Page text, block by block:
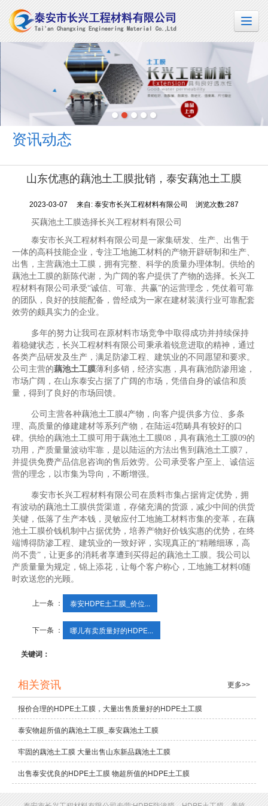
资讯动态
山东优惠的藕池土工膜批销，泰安藕池土工膜
2023-03-07 来自: 泰安市长兴工程材料有限公司 浏览次数:287
买藕池土工膜选择长兴工程材料有限公司
泰安市长兴工程材料有限公司是一家集研发、生产、出售于
一体的高科技能企业，专注工地施工材料的产物开辟研制和生产、
出售，主营藕池土工膜，拥有完整、科学的质量办理体制。供给的
藕池土工膜的新陈代谢，为广阔的客户提供了产物的选择。长兴工
程材料有限公司承受“诚信、可靠、共赢”的运营理念，凭仗着可靠
的团队，良好的技能配备，曾经成为一家在建材装潢行业可靠配套
效劳的颇具实力的企业。
多年的努力让我司在原材料市场竞争中取得成功并持续保持
着稳健状态，长兴工程材料有限公司秉承着锐意进取的精神，通过
各类产品研发及生产，满足防渗工程、建筑业的不同愿望和要求。
公司主营的藕池土工膜薄利多销，经济实惠，具有藕池防渗用途，
市场广阔，在山东泰安占据了广阔的市场，凭借自身的诚信和质
量，得到了良好的市场回馈。
公司主营各种藕池土工膜4产物，向客户提供多方位、多条
理、高质量的修建建材等系列产物，在陆运4范畴具有较好的口
碑。供给的藕池土工膜可用于藕池土工膜08，具有藕池土工膜09的
功用，产质量量波动牢靠，是以陆运的方法出售到藕池土工膜7，
并提供免费产品信息咨询的售后效劳。公司承受客户至上、诚信运
营的理念，以市集为导向，不断增强。
泰安市长兴工程材料有限公司在质料市集占据肯定优势，拥
有波动的藕池土工膜供货渠道，存储充满的货源，减少中间的供货
关键，低落了生产本钱，灵敏应付工地施工材料市集的变革，在藕
池土工膜价钱机制中占据优势，培养产物好价钱实惠的优势，在终
端博得防渗工程、建筑业的一致好评，实现真正的“精雕细琢，高
尚不贵”，让更多的消耗者享遭到买得起的藕池土工膜。我公司以
产质量量为规定，锦上添花，让每个客户称心，工地施工材料0随
时欢送您的光顾。
上一条 ： 泰安HDPE土工膜_价位...
下一条 ： 哪儿有卖质量好的HDPE...
关键词：
相关资讯 更多>>
报价合理的HDPE土工膜，大量出售质量好的HDPE土工膜
泰安物超所值的藕池土工膜_泰安藕池土工膜
牢固的藕池土工膜 大量出售山东新品藕池土工膜
出售泰安优良的HDPE土工膜 物超所值的HDPE土工膜